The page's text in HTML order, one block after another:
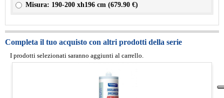
Misura: 190-200 xh196 cm (679.90 €)
Completa il tuo acquisto con altri prodotti della serie
I prodotti selezionati saranno aggiunti al carrello.